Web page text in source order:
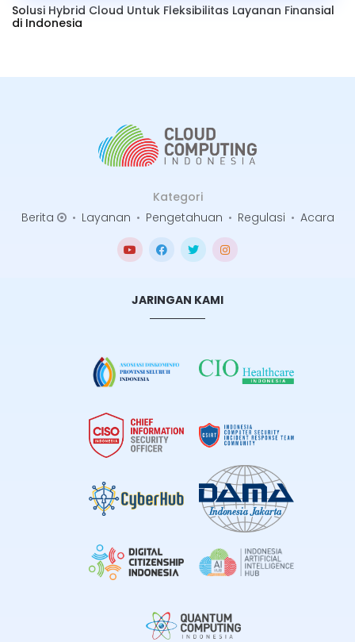
Solusi Hybrid Cloud Untuk Fleksibilitas Layanan Finansial
di Indonesia
Kategori
Berita
• Layanan • Pengetahuan • Regulasi • Acara
JARINGAN KAMI